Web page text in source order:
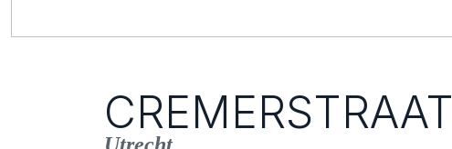
CREMERSTRAAT